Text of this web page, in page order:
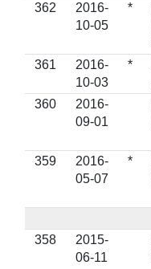
362
2016-
10-05
*
361
2016-
10-03
*
360
2016-
09-01
359
2016-
05-07
*
358
2015-
06-11